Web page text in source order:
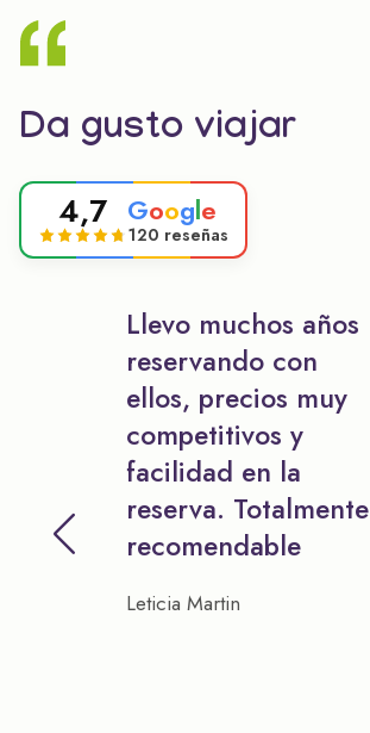
Da gusto viajar
4,7 Google
120 reseñas
Llevo muchos años
reservando con
ellos, precios muy
competitivos y
facilidad en la
reserva. Totalmente
recomendable
Leticia Martin